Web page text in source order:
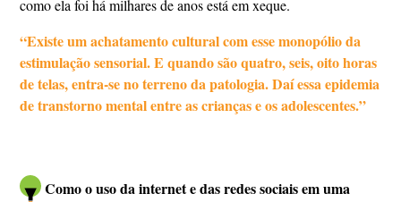
como ela foi há milhares de anos está em xeque.
“Existe um achatamento cultural com esse monopólio da
estimulação sensorial. E quando são quatro, seis, oito horas
de telas, entra-se no terreno da patologia. Daí essa epidemia
de transtorno mental entre as crianças e os adolescentes.”
Como o uso da internet e das redes sociais em uma